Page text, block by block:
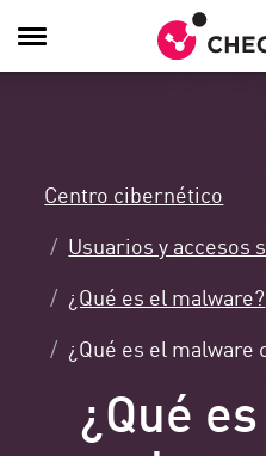
Alternar
navegación
Centro cibernético
Usuarios y accesos
¿Qué es el malware?
¿Qué es el
¿Qué